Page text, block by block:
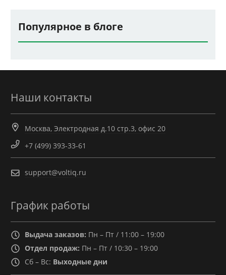
Популярное в блоге
Наши контакты
Москва, Электродная д.10 стр.3, офис 20
+7 (499) 393-33-61
support@voltiq.ru
График работы
Выдача заказов: Пн – Пт / 11:00 – 19:00
Отдел продаж: Пн – Пт / 10:30 – 19:00
Сб – Вс: Выходные дни